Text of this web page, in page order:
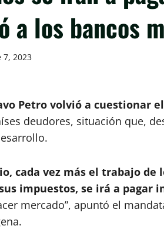
a los bancos
2023
Petro volvió a cuestionar
deudores, situación que,
cada vez más el trabajo
impuestos, se irá a pagar
mercado”, apuntó el